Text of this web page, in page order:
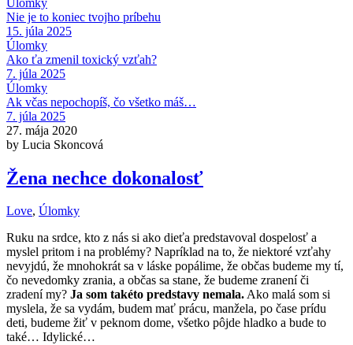
Nie je to koniec tvojho príbehu
15. júla 2025
Úlomky
Ako ťa zmenil toxický vzťah?
7. júla 2025
Úlomky
Ak včas nepochopíš, čo všetko máš…
7. júla 2025
27. mája 2020
by Lucia Skoncová
Žena nechce dokonalosť
Love, Úlomky
Ruku na srdce, kto z nás si ako dieťa predstavoval dospelosť a
myslel pritom i na problémy? Napríklad na to, že niektoré vzťahy
nevyjdú, že mnohokrát sa v láske popálime, že občas budeme my tí,
čo nevedomky zrania, a občas sa stane, že budeme zranení či
zradení my? Ja som takéto predstavy nemala.Ako malá som si
myslela, že sa vydám, budem mať prácu, manžela, po čase prídu
deti, budeme žiť v peknom dome, všetko pôjde hladko a bude to
také… Idylické…